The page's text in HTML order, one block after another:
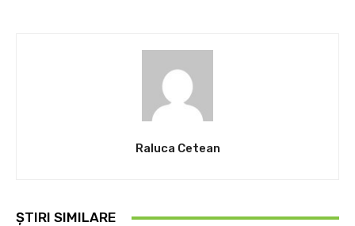
Raluca Cetean
ȘTIRI SIMILARE